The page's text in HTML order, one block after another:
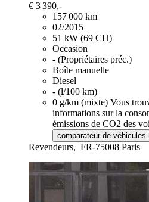
€ 3 390,-
157 000 km
02/2015
51 kW (69 CH)
Occasion
- (Propriétaires préc.)
Boîte manuelle
Diesel
- (l/100 km)
0 g/km (mixte) Vous
informations sur la
émissions de CO2 des
comparateur de véhicules
Revendeurs, FR-75008 Paris